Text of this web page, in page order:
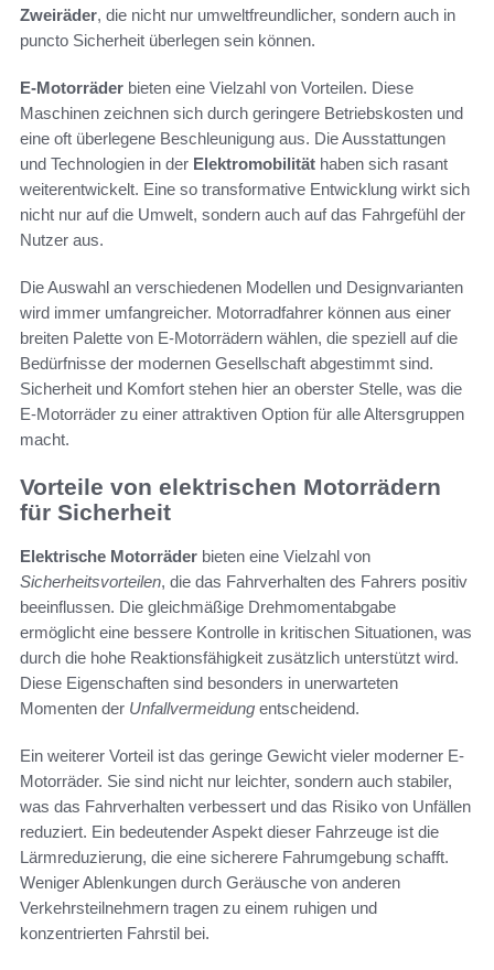
Zweiräder, die nicht nur umweltfreundlicher, sondern auch in
puncto Sicherheit überlegen sein können.
E-Motorräder bieten eine Vielzahl von Vorteilen. Diese
Maschinen zeichnen sich durch geringere Betriebskosten und
eine oft überlegene Beschleunigung aus. Die Ausstattungen
und Technologien in der Elektromobilität haben sich rasant
weiterentwickelt. Eine so transformative Entwicklung wirkt sich
nicht nur auf die Umwelt, sondern auch auf das Fahrgefühl der
Nutzer aus.
Die Auswahl an verschiedenen Modellen und Designvarianten
wird immer umfangreicher. Motorradfahrer können aus einer
breiten Palette von E-Motorrädern wählen, die speziell auf die
Bedürfnisse der modernen Gesellschaft abgestimmt sind.
Sicherheit und Komfort stehen hier an oberster Stelle, was die
E-Motorräder zu einer attraktiven Option für alle Altersgruppen
macht.
Vorteile von elektrischen Motorrädern
für Sicherheit
Elektrische Motorräder bieten eine Vielzahl von
Sicherheitsvorteilen, die das Fahrverhalten des Fahrers positiv
beeinflussen. Die gleichmäßige Drehmomentabgabe
ermöglicht eine bessere Kontrolle in kritischen Situationen, was
durch die hohe Reaktionsfähigkeit zusätzlich unterstützt wird.
Diese Eigenschaften sind besonders in unerwarteten
Momenten der Unfallvermeidung entscheidend.
Ein weiterer Vorteil ist das geringe Gewicht vieler moderner E-
Motorräder. Sie sind nicht nur leichter, sondern auch stabiler,
was das Fahrverhalten verbessert und das Risiko von Unfällen
reduziert. Ein bedeutender Aspekt dieser Fahrzeuge ist die
Lärmreduzierung, die eine sicherere Fahrumgebung schafft.
Weniger Ablenkungen durch Geräusche von anderen
Verkehrsteilnehmern tragen zu einem ruhigen und
konzentrierten Fahrstil bei.